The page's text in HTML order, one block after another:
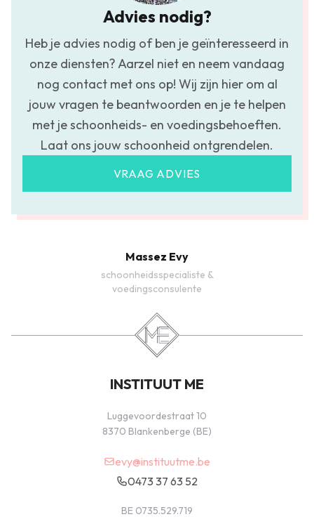
Advies nodig?
Heb je advies nodig of ben je geïnteresseerd in
onze diensten? Aarzel niet en neem vandaag
nog contact met ons op! Wij zijn hier om al
jouw vragen te beantwoorden en je te helpen
met je schoonheids- en voedingsbehoeften.
Laat ons jouw schoonheid ontgrendelen.
VRAAG ADVIES
Massez Evy
schoonheidsspecialiste &
voedingsconsulente
INSTITUUT ME
Luggevoordestraat 10
8370 Blankenberge (BE)
evy@instituutme.be
0473 37 63 52
BE 0735.529.719